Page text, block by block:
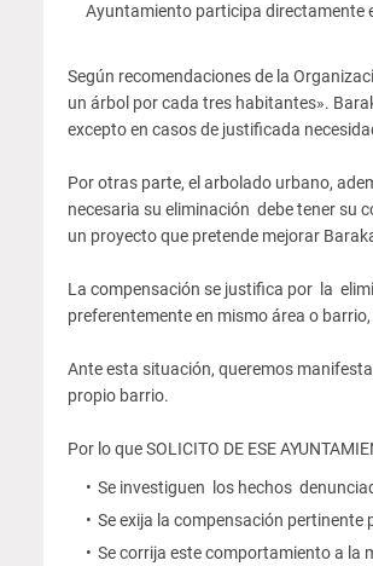
Ayuntamiento participa directamente
Según recomendaciones de la
un árbol por cada tres habitantes».
excepto en casos de justificada
Por otras parte, el arbolado urbano,
necesaria su eliminación debe tener su
un proyecto que pretende mejorar
La compensación se justifica por la
preferentemente en mismo área o
Ante esta situación, queremos
propio barrio.
Por lo que SOLICITO DE ESE
Se investiguen los hechos
Se exija la compensación
Se corrija este comportamiento a la